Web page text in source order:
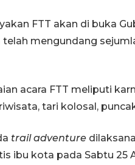
FTT akan di buka
mengundang
acara FTT meliputi
tari kolosal,
trail adventure
ibu kota pada Sabtu 25